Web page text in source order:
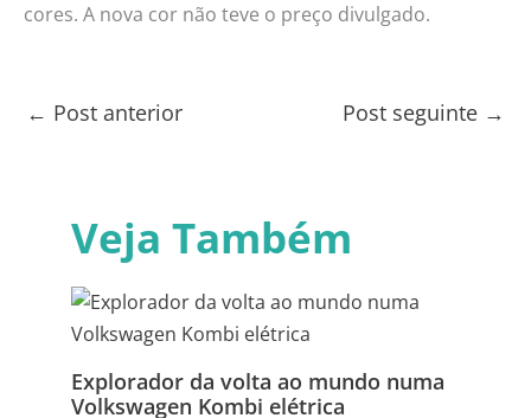
cores. A nova cor não teve o preço divulgado.
← Post anterior Post seguinte →
Veja Também
Explorador da volta ao mundo numa
Volkswagen Kombi elétrica